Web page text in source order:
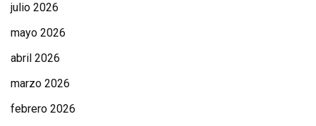
julio 2026
mayo 2026
abril 2026
marzo 2026
febrero 2026